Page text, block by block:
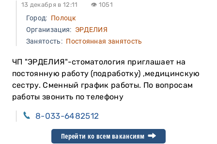
13 декабря в 12:11 👁 1051
Город: Полоцк
Организация: ЭРДЕЛИЯ
Занятость:Постоянная занятость
ЧП "ЭРДЕЛИЯ"-стоматология приглашает на
постоянную работу (подработку) ,медицинскую
сестру. Сменный график работы. По вопросам
работы звонить по телефону
8-033-6482512
Перейти ко всем вакансиям